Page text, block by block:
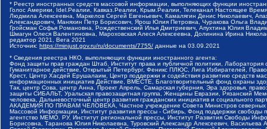
* Реестр иностранных средств массовой информации, выполняющих функции
Голос Америки, Idel.Реалии, Кавказ.Реалии, Крым.Реалии, Телеканал Настоящее
Людмила Алексеевна, Маркелов Сергей Евгеньевич, Камалягин Денис Николаевич,
Александрович, Маняхин Петр Борисович, Ярош Юлия Петровна, Чуракова Ольга
Гройсман Софья Романовна, Рождественский Илья Дмитриевич, Апухтина Юлия
Шмагун Олеся Валентиновна, Мароховская Алеся Алексеевна, Долинина Ирина
редактор 2021, Вега 2021
Источник: https://minjust.gov.ru/ru/documents/7755/ данные на 03.09.2021
* Сведения реестра НКО, выполняющих функции иностранного агента:
Фонд защиты прав граждан Штаб, Институт права и публичной политики,
Гуманитарное действие, Открытый Петербург, Феникс ПЛЮС, Лига Избирателей,
Крест, Центр Хасдей Ерушалаим, Центр поддержки и содействия развитию средств
информационных инициатив Действие, ВМЕСТЕ, Благотворительный фонд охраны
Так, центр Сова, центр Анна, Проект Апрель, Самарская губерния, Эра здоровья,
защиты СИБАЛЬТ, Уральская правозащитная группа, Женщины Евразии, Рязанский
человека, Дальневосточный центр развития гражданских инициатив и социального
АКАДЕМИЯ ПО ПРАВАМ ЧЕЛОВЕКА, Частное учреждение Совета Министров северных
Массовой Информации, Институт развития прессы - Сибирь, Фонд поддержки
агентство МЕМО. РУ, Институт региональной прессы, Институт Развития Свободы
Борисовна, Таранова Юлия Николаевна, Туровский Александр Алексеевич,